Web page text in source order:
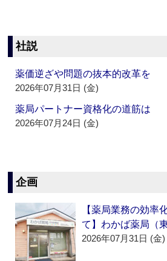
社説
薬価逆ざや問題の抜本的改革を
2026年07月31日 (金)
薬局パートナー資格化の道筋は
2026年07月24日 (金)
企画
【薬局業務の効率
て】わかば薬局（
2026年07月31日 (金)